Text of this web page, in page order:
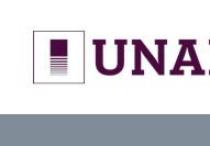
content